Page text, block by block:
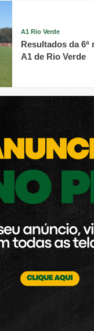
A1 Rio Verde
Resultados da 6ª
A1 de Rio Verde